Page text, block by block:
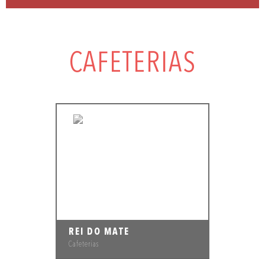
CAFETERIAS
REI DO MATE
Cafeterias